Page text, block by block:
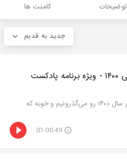
توضیحات کامنت ها
جدید به قدیم
کوله پشتی ۱۴۰۰ - ویژه برنامه پادکست
روزهای آخر سال ۱۴۰۰ رو می‌گذرونیم و خوبه که
01:00:49